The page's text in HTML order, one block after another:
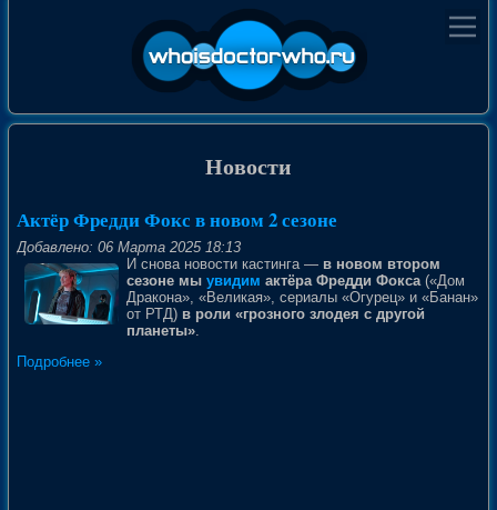
Новости
Актёр Фредди Фокс в новом 2 сезоне
Добавлено: 06 Марта 2025 18:13
И снова новости кастинга — в новом втором
сезоне мы увидим актёра Фредди Фокса(«Дом
Дракона», «Великая», сериалы «Огурец» и «Банан»
от РТД) в роли «грозного злодея с другой
планеты».
Подробнее »